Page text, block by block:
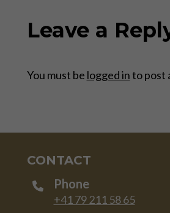
Leave a
You must be logged into post
CONTACT
Phone
+41 79 211 58 65